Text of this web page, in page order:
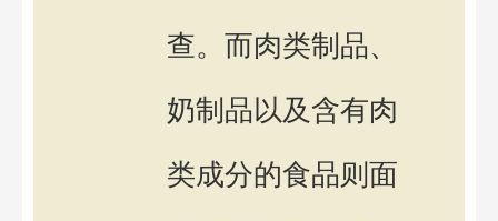
查。而肉类制品、
奶制品以及含有肉
类成分的食品则面